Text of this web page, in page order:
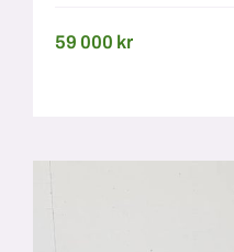
59 000 kr